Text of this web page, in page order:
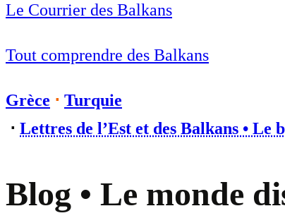
Le Courrier des Balkans
Tout comprendre des Balkans
Grèce ⋅ Turquie
⋅ Lettres de l’Est et des Balkans • Le
Blog • Le monde